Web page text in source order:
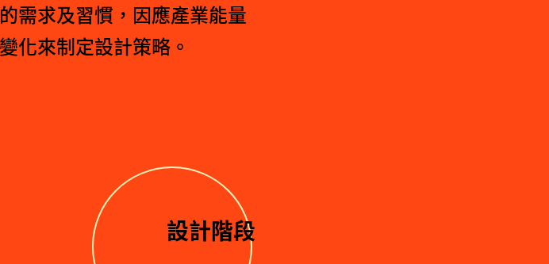
需求及習慣，因應產業能量
化來制定設計策略。
設計階段